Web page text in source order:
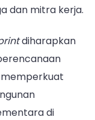
dan mitra kerja.
diharapkan
di